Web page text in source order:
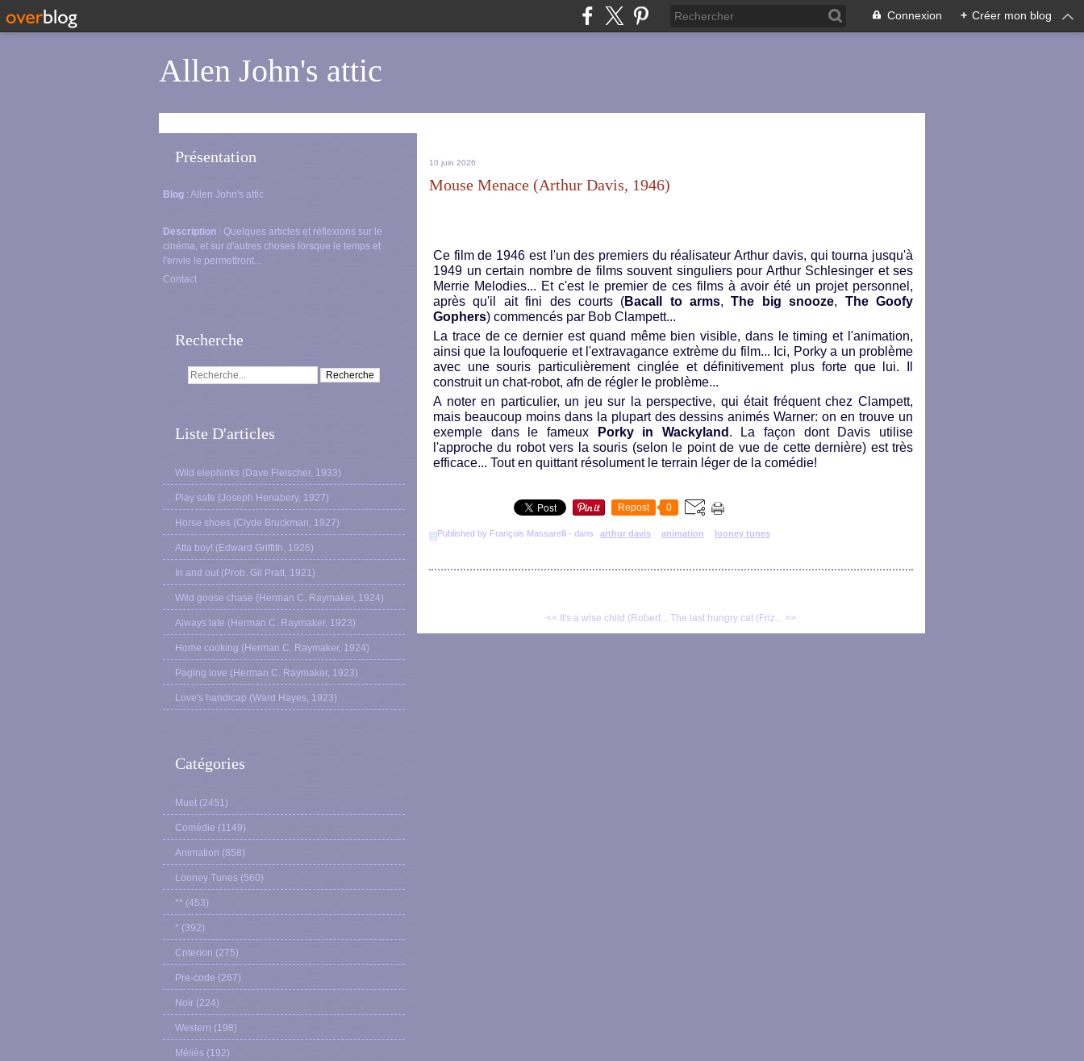
Connexion + Créer mon blog
Allen John's attic
Présentation
Blog : Allen John's attic
Description : Quelques articles et réflexions sur le
cinéma, et sur d'autres choses lorsque le temps et
l'envie le permettront...
Contact
Recherche
Liste D'articles
Wild elephinks (Dave Fleischer, 1933)
Play safe (Joseph Henabery, 1927)
Horse shoes (Clyde Bruckman, 1927)
Atta boy! (Edward Griffith, 1926)
In and out (Prob. Gil Pratt, 1921)
Wild goose chase (Herman C. Raymaker, 1924)
Always late (Herman C. Raymaker, 1923)
Home cooking (Herman C. Raymaker, 1924)
Paging love (Herman C. Raymaker, 1923)
Love's handicap (Ward Hayes, 1923)
Catégories
Muet (2451)
Comédie (1149)
Animation (858)
Looney Tunes (560)
** (453)
* (392)
Criterion (275)
Pre-code (267)
Noir (224)
Western (198)
Méliès (192)
10 juin 2026
Mouse Menace (Arthur Davis, 1946)
Ce film de 1946 est l'un des premiers du réalisateur Arthur davis, qui tourna jusqu'à
1949 un certain nombre de films souvent singuliers pour Arthur Schlesinger et ses
Merrie Melodies... Et c'est le premier de ces films à avoir été un projet personnel,
après qu'il ait fini des courts (Bacall to arms,The big snooze, The Goofy
Gophers) commencés par Bob Clampett...
La trace de ce dernier est quand même bien visible, dans le timing et l'animation,
ainsi que la loufoquerie et l'extravagance extrème du film... Ici, Porky a un problème
avec une souris particulièrement cinglée et définitivement plus forte que lui. Il
construit un chat-robot, afn de régler le problème...
A noter en particulier, un jeu sur la perspective, qui était fréquent chez Clampett,
mais beaucoup moins dans la plupart des dessins animés Warner: on en trouve un
exemple dans le fameux
Porky in Wackyland . La façon dont Davis utilise
l'approche du robot vers la souris (selon le point de vue de cette dernière) est très
efficace... Tout en quittant résolument le terrain léger de la comédie!
Repost 0
Published by François Massarelli - dans arthur davis animation looney tunes
<< It's a wise child (Robert... The last hungry cat (Friz... >>